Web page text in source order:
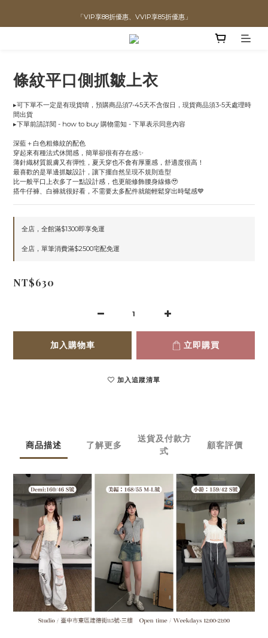
直播喊單享更優惠價格！！
「VIP享88折優惠、VVIP享85折優惠」
全館滿$1300即可享「免運」♡♡
條紋平口側抓皺上衣
▸可下單不一定是有現貨唷，預購商品須7-45天不含假日，現貨商品須3-5天處理時
間出貨
▸下單前請詳閱 - how to buy 購物需知 - 下單表示同意內容
深藍＋白色粗條紋的配色
穿起來有種法式休閒感，簡單卻很有存在感✨
薄針織材質親膚又有彈性，夏天穿也不會有厚重感，舒適度很高！
最喜歡的是單邊抓皺設計，讓下擺自然呈現不規則造型
比一般平口上衣多了一點設計感，也更能修飾腰身線條🥹
搭牛仔褲、白褲就很好看，不需要太多配件就能輕鬆穿出時髦感💙
全店，全館滿$1300即享免運
全店，單筆消費滿$2500宅配免運
NT$630
加入購物車 立即購買
加入追蹤清單
商品描述 了解更多
送貨及付款方
式
顧客評價